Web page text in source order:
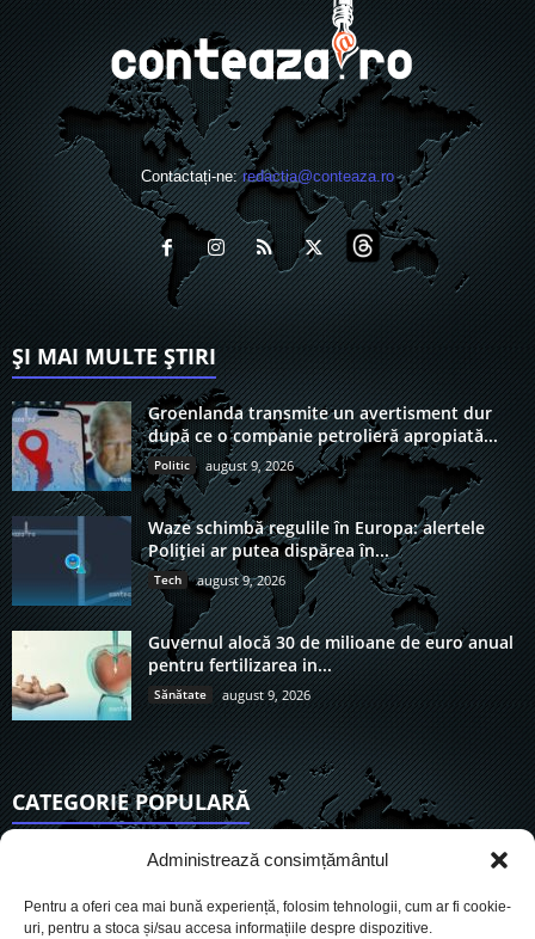
Administrează consimțământul
Pentru a oferi cea mai bună experiență, folosim tehnologii, cum ar fi cookie-
uri, pentru a stoca și/sau accesa informațiile despre dispozitive.
Contactați-ne:redactia@conteaza.ro
ȘI MAI MULTE ȘTIRI
Groenlanda transmite un avertisment dur
după ce o companie petrolieră apropiată...
Politic august 9, 2026
Waze schimbă regulile în Europa: alertele
Poliției ar putea dispărea în...
Tech august 9, 2026
Guvernul alocă 30 de milioane de euro anual
pentru fertilizarea in...
Sănătate august 9, 2026
CATEGORIE POPULARĂ
6926
Social